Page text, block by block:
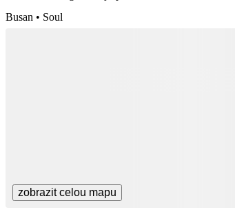
Busan • Soul
zobrazit celou mapu